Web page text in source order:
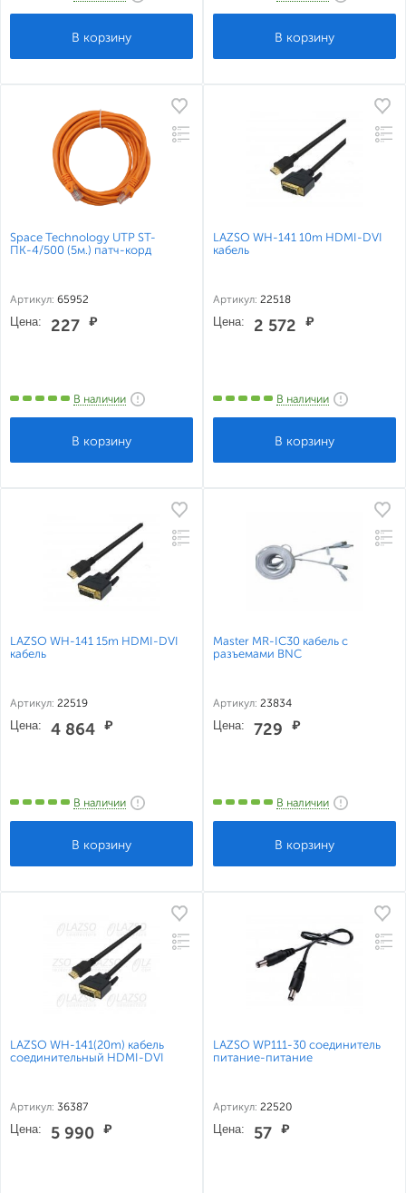
Space Technology UTP ST-
ПК-4/500 (5м.) патч-корд
Артикул: 65952
Цена: 227 ₽
В наличии
LAZSO WH-141 10m HDMI-DVI
кабель
Артикул: 22518
Цена: 2 572 ₽
В наличии
LAZSO WH-141 15m HDMI-DVI
кабель
Артикул: 22519
Цена: 4 864 ₽
В наличии
Master MR-IC30 кабель с
разъемами BNC
Артикул: 23834
Цена: 729 ₽
В наличии
LAZSO WH-141(20m) кабель
соединительный HDMI-DVI
Артикул: 36387
Цена: 5 990 ₽
LAZSO WP111-30 соединитель
питание-питание
Артикул: 22520
Цена: 57 ₽